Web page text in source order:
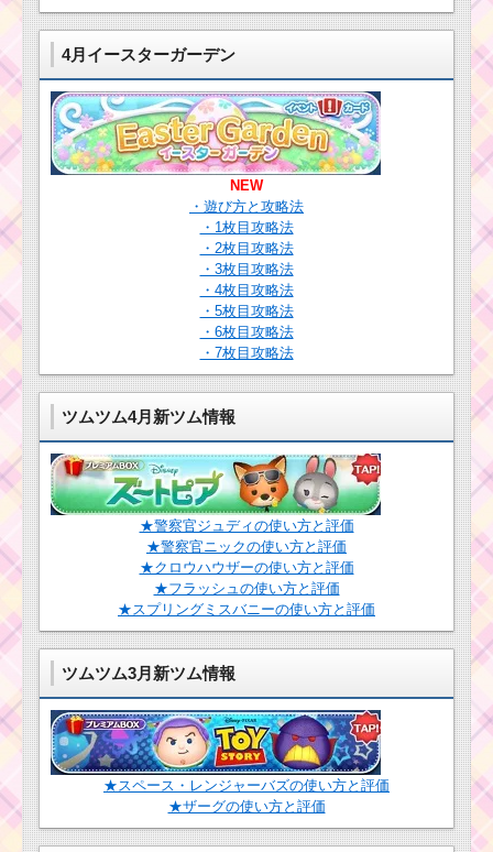
チャンス
ツムツム確率アップ
10月！セレクトツムは
マレフィセント・ラン
ドール・ロッツォ
ツムツム確率アップ
2016年3月！セレクト
ツムはロマンスアリエ
ル・ハチプー・ジーニ
ー
ツムツム確率アップ
2017年4月！セレクト
ツムはファンタズミッ
ツムツム確率アップ
2016年6月！セレクト
ツムはブライドラプン
ツェル・オーロラ姫・
ロマンスアリエル
ツムツム確率アップ
ラ姫・ブライドラプン
ツェル
ツムツム確率アップ
2016年5月！セレクト
ン・ダースベイダー・
4月イースターガーデン
NEW
・遊び方と攻略法
・1枚目攻略法
・2枚目攻略法
・3枚目攻略法
・4枚目攻略法
・5枚目攻略法
・6枚目攻略法
・7枚目攻略法
ツムツム4月新ツム情報
★警察官ジュディの使い方と評価
★警察官ニックの使い方と評価
★クロウハウザーの使い方と評価
★フラッシュの使い方と評価
★スプリングミスバニーの使い方と評価
ツムツム3月新ツム情報
★スペース・レンジャーバズの使い方と評価
★ザーグの使い方と評価